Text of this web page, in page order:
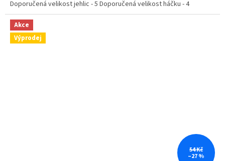
Doporučená velikost jehlic - 5 Doporučená velikost háčku - 4
Akce
Výprodej
54 Kč
–27 %